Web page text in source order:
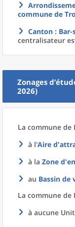
commune de
Canton : Bar-
centralisateur
Zonages
2026)
La commune de
à l'Aire
à la Zone
au Bassin de
La commune de
à aucune